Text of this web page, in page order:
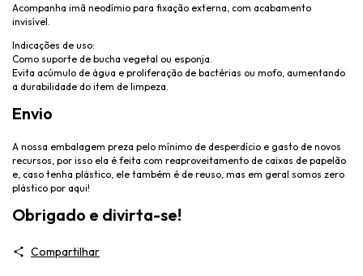
Acompanha imã neodímio para fixação externa, com acabamento
invisível.
Indicações de uso:
Como suporte de bucha vegetal ou esponja.
Evita acúmulo de água e proliferação de bactérias ou mofo, aumentando
a durabilidade do item de limpeza.
Envio
A nossa embalagem preza pelo mínimo de desperdício e gasto de novos
recursos, por isso ela é feita com reaproveitamento de caixas de papelão
e, caso tenha plástico, ele também é de reuso, mas em geral somos zero
plástico por aqui!
Obrigado e divirta-se!
Compartilhar